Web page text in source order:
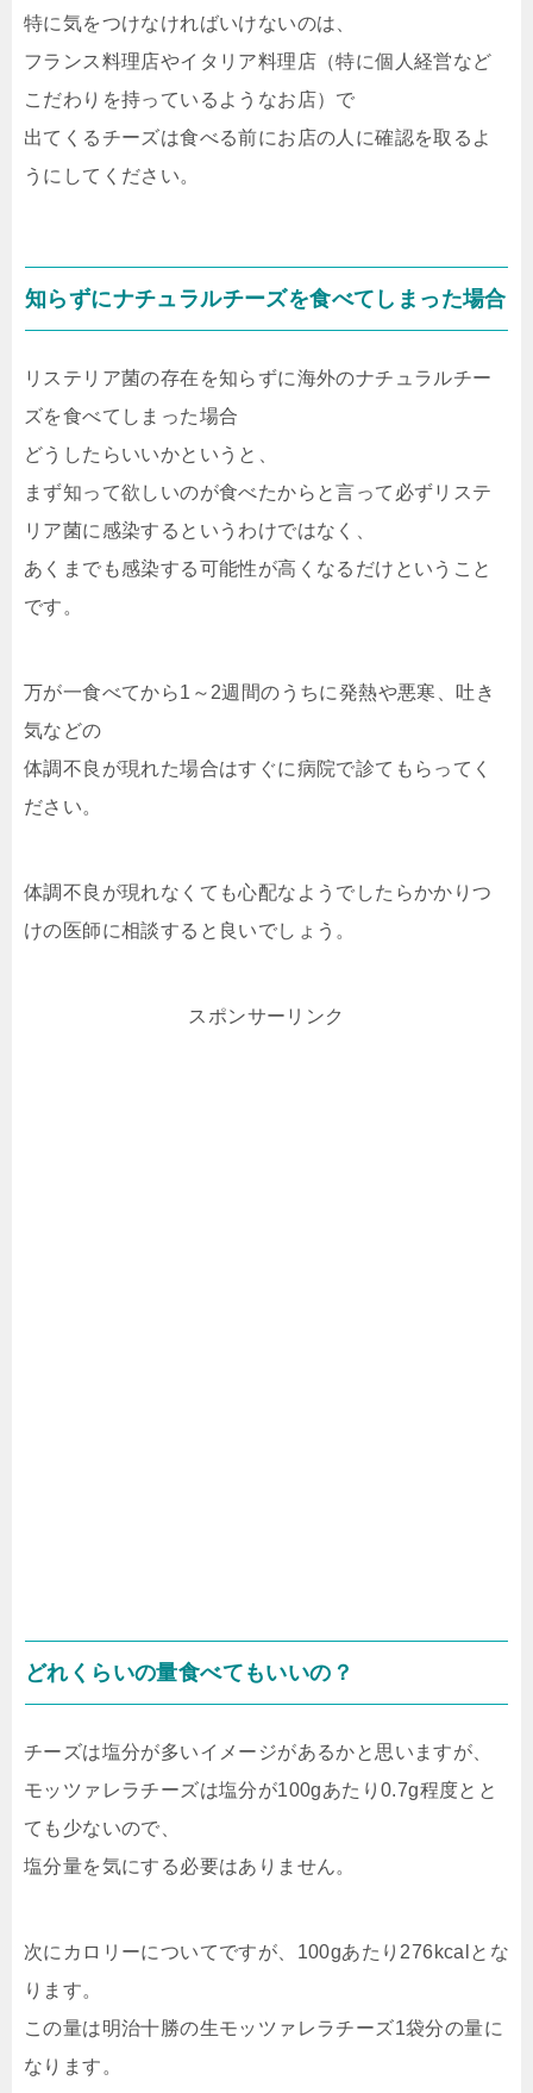
特に気をつけなければいけないのは、
フランス料理店やイタリア料理店（特に個人経営など
こだわりを持っているようなお店）で
出てくるチーズは食べる前にお店の人に確認を取るよ
うにしてください。
知らずにナチュラルチーズを食べてしまった場合
リステリア菌の存在を知らずに海外のナチュラルチー
ズを食べてしまった場合
どうしたらいいかというと、
まず知って欲しいのが食べたからと言って必ずリステ
リア菌に感染するというわけではなく、
あくまでも感染する可能性が高くなるだけということ
です。
万が一食べてから1～2週間のうちに発熱や悪寒、吐き
気などの
体調不良が現れた場合はすぐに病院で診てもらってく
ださい。
体調不良が現れなくても心配なようでしたらかかりつ
けの医師に相談すると良いでしょう。
スポンサーリンク
どれくらいの量食べてもいいの？
チーズは塩分が多いイメージがあるかと思いますが、
モッツァレラチーズは塩分が100gあたり0.7g程度とと
ても少ないので、
塩分量を気にする必要はありません。
次にカロリーについてですが、100gあたり276kcalとな
ります。
この量は明治十勝の生モッツァレラチーズ1袋分の量に
なります。